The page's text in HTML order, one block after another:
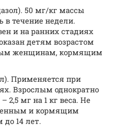
50 мг/кг массы
в течение недели.
и на ранних стадиях
детям возрастом
женщинам, кормящим
Применяется при
Взрослым однократно
2,5 мг на 1 кг веса. Не
и кормящим
14 лет.